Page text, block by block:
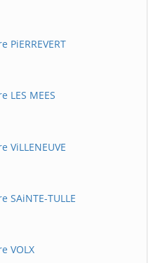
LES MEES
TULLE
VOLX